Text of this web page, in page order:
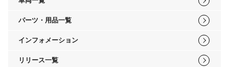
パーツ・用品一覧
インフォメーション
リリース一覧